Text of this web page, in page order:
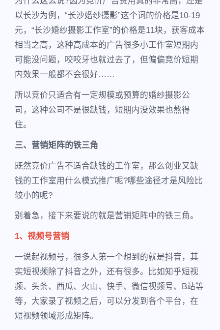
以长沙为例，“长沙婚纱摄影”这个词的价格是10-19
元，“长沙婚纱摄影工作室”的价格是11块，获客成本
相当之高，这种高成本的广告很多小工作室短期内
可能没问题，咬咬牙也就过去了，但偏偏竞价短期
内效果一般都不会很好……
所以竞价只适合有一定规模或预算的婚纱摄影公
司，这种公司不是很缺钱，短期内没效果也熬得
住。
三、营销矩阵的铁三角
既然竞价广告不适合缺钱的工作室，那么创业又缺
钱的工作室用什么模式推广呢?哪些途径才是风险比
较小的呢?
别着急，接下来要说的就是营销矩阵中的铁三角。
1、视频号营销
一说起视频号，很多人第一个想到的就是抖音，其
实短视频除了抖音之外，还有很多。比如知乎短视
频、头条、西瓜、火山、快手、微信视频号、B站等
等，大家录了视频之后，可以分发到各个平台，在
短视频领域形成矩阵。